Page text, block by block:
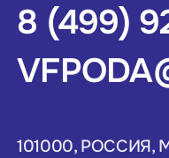
8 (499)
101000, РОССИЯ,